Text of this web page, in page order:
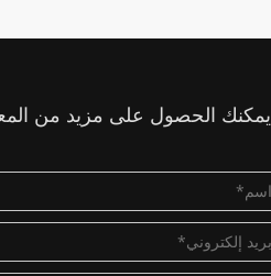
يمكنك الحصول على مزيد من